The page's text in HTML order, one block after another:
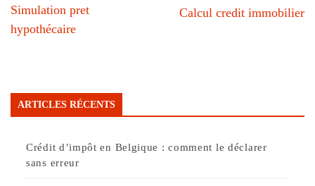
Simulation pret
hypothécaire
Calcul credit immobilier
ARTICLES RÉCENTS
Crédit d’impôt en Belgique : comment le déclarer
sans erreur